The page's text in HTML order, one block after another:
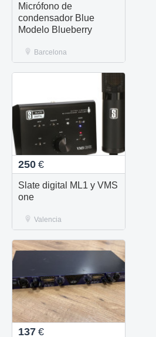
Micrófono de
condensador Blue
Modelo Blueberry
Barcelona
250 €
Slate digital ML1 y VMS
one
Valencia
137 €